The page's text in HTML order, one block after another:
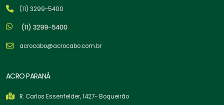
(11) 3299-5400
acrocabo@acrocabo.com.br
ACRO PARANÁ
R. Carlos Essenfelder, 1427- Boqueirão